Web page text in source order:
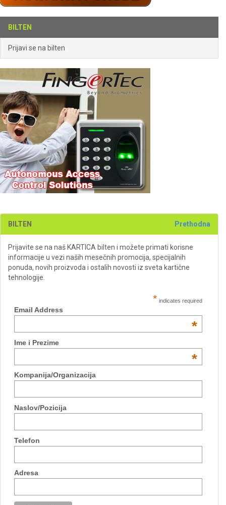
BILTEN
Prijavi se na bilten
BILTEN Prethodna
Prijavite se na naš KARTICA bilten i možete primati korisne
informacije u vezi naših mesečnih promocija, specijalnih
ponuda, novih proizvoda i ostalih novosti iz sveta kartične
tehnologije.
* indicates required
Email Address
*
Ime i Prezime
*
Kompanija/Organizacija
Naslov/Pozicija
Telefon
Adresa